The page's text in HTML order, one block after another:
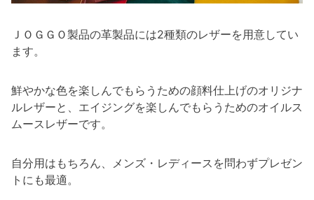
ＪＯＧＧＯ製品の革製品には2種類のレザーを用意してい
ます。
鮮やかな色を楽しんでもらうための顔料仕上げのオリジナ
ルレザーと、エイジングを楽しんでもらうためのオイルス
ムースレザーです。
自分用はもちろん、メンズ・レディースを問わずプレゼン
トにも最適。